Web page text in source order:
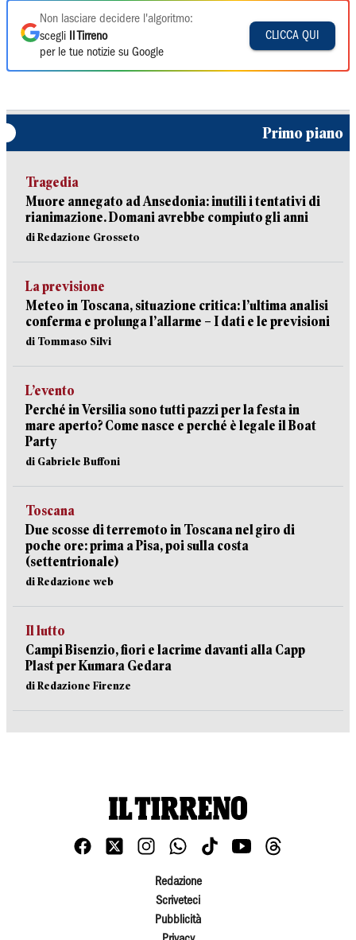
Non lasciare decidere l'algoritmo:
scegli
Il Tirreno
per le tue notizie su Google
CLICCA QUI
Primo piano
Tragedia
Muore annegato ad Ansedonia: inutili i tentativi di
rianimazione. Domani avrebbe compiuto gli anni
di Redazione Grosseto
La previsione
Meteo in Toscana, situazione critica: l’ultima analisi
conferma e prolunga l’allarme – I dati e le previsioni
di Tommaso Silvi
L’evento
Perché in Versilia sono tutti pazzi per la festa in
mare aperto? Come nasce e perché è legale il Boat
Party
di Gabriele Buffoni
Toscana
Due scosse di terremoto in Toscana nel giro di
poche ore: prima a Pisa, poi sulla costa
(settentrionale)
di Redazione web
Il lutto
Campi Bisenzio, fiori e lacrime davanti alla Capp
Plast per Kumara Gedara
di Redazione Firenze
Redazione
Scriveteci
Pubblicità